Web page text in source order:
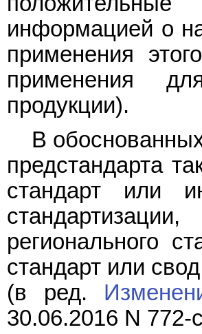
информацией о
применения
применения
продукции).
В
предстандарта
стандарт или
регионального
стандарт или
(в ред.
30.06.2016 N 772-